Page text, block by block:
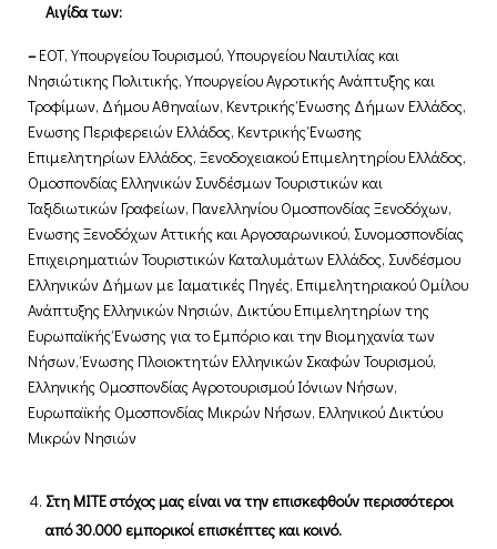
Αιγίδα των:
– ΕΟΤ, Υπουργείου Τουρισμού, Υπουργείου Ναυτιλίας και
Νησιώτικης Πολιτικής, Υπουργείου Αγροτικής Ανάπτυξης και
Τροφίμων, Δήμου Αθηναίων, Κεντρικής Ένωσης Δήμων Ελλάδος,
Ένωσης Περιφερειών Ελλάδος, Κεντρικής Ένωσης
Επιμελητηρίων Ελλάδος, Ξενοδοχειακού Επιμελητηρίου Ελλάδος,
Ομοσπονδίας Ελληνικών Συνδέσμων Τουριστικών και
Ταξιδιωτικών Γραφείων, Πανελληνίου Ομοσπονδίας Ξενοδόχων,
Ένωσης Ξενοδόχων Αττικής και Αργοσαρωνικού, Συνομοσπονδίας
Επιχειρηματιών Τουριστικών Καταλυμάτων Ελλάδος, Συνδέσμου
Ελληνικών Δήμων με Ιαματικές Πηγές, Επιμελητηριακού Ομίλου
Ανάπτυξης Ελληνικών Νησιών, Δικτύου Επιμελητηρίων της
Ευρωπαϊκής Ένωσης για το Εμπόριο και την Βιομηχανία των
Νήσων, Ένωσης Πλοιοκτητών Ελληνικών Σκαφών Τουρισμού,
Ελληνικής Ομοσπονδίας Αγροτουρισμού Ιόνιων Νήσων,
Ευρωπαϊκής Ομοσπονδίας Μικρών Νήσων, Ελληνικού Δικτύου
Μικρών Νησιών
Στη ΜΙΤΕ στόχος μας είναι να την επισκεφθούν περισσότεροι
από 30.000 εμπορικοί επισκέπτες και κοινό.